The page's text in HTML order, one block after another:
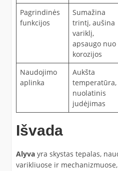
Pagrindinės
funkcijos
Sumažina
trintį, aušina
variklį,
apsaugo nuo
korozijos
Naudojimo
aplinka
Aukšta
temperatūra,
nuolatinis
judėjimas
Išvada
Alyvayra skystas tepalas,
varikliuose ir